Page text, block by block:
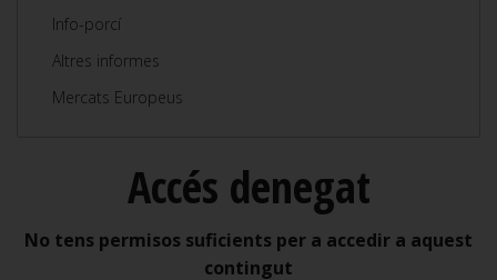
Info-porcí
Altres informes
Mercats Europeus
Accés denegat
No tens permisos suficients per a accedir a aquest
contingut